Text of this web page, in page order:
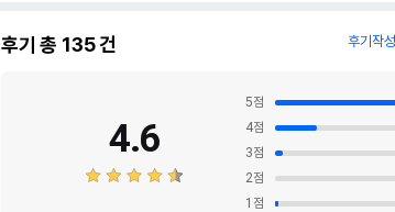
후기 총 135건 후기작
4.6
5점
4점
3점
2점
1 점